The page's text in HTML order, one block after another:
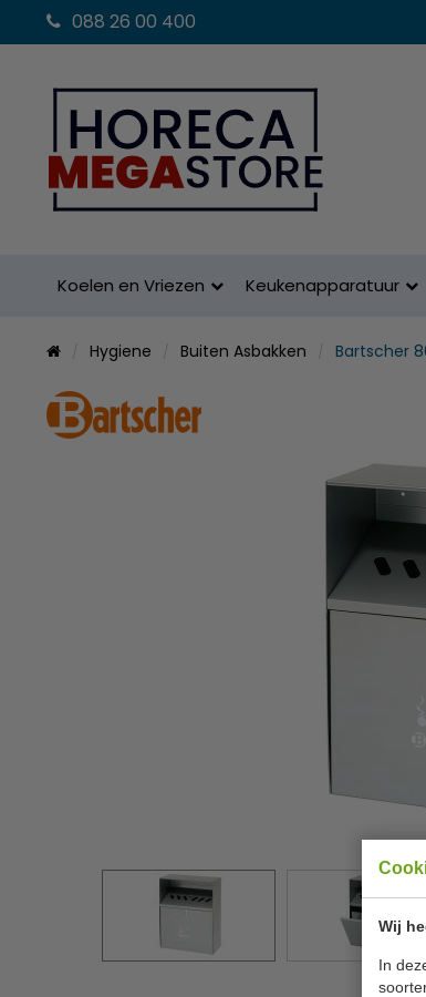
Wij
In
088 26 00 400
Koelen en Vriezen Keukenapparatuur
Hygiene Buiten Asbakken Bartscher